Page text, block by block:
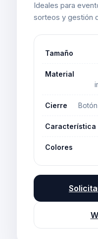
Ideales para
sorteos y gestión
Tamaño
Material
Cierre
Característica
Colores